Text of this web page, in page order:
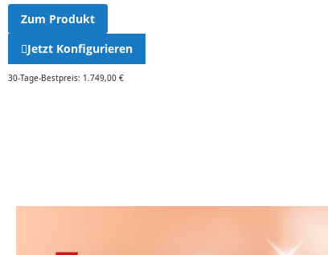
Zum Produkt
Jetzt Konfigurieren
30-Tage-Bestpreis: 1.749,00 €